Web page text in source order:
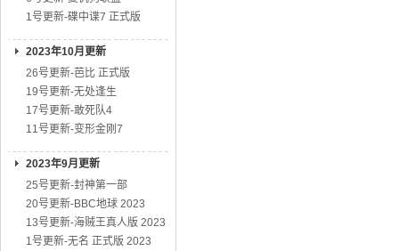
1号更新-碟中谍7 正式版
2023年10月更新
26号更新-芭比 正式版
19号更新-无处逢生
17号更新-敢死队4
11号更新-变形金刚7
2023年9月更新
25号更新-封神第一部
20号更新-BBC地球 2023
13号更新-海贼王真人版 2023
1号更新-无名 正式版 2023